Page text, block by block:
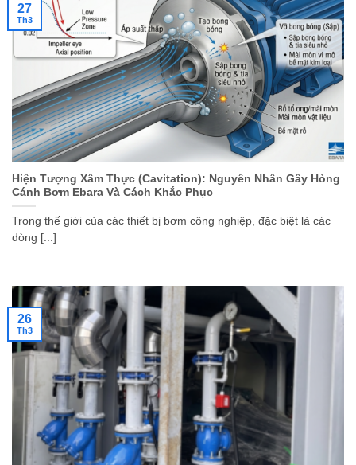
Hiện Tượng Xâm Thực (Cavitation): Nguyên Nhân Gây Hỏng
Cánh Bơm Ebara Và Cách Khắc Phục
Trong thế giới của các thiết bị bơm công nghiệp, đặc biệt là các
dòng [...]
27
Th3
26
Th3